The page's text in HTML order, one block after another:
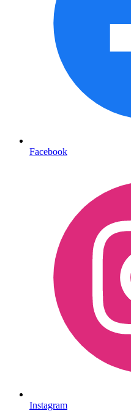
Facebook
Instagram